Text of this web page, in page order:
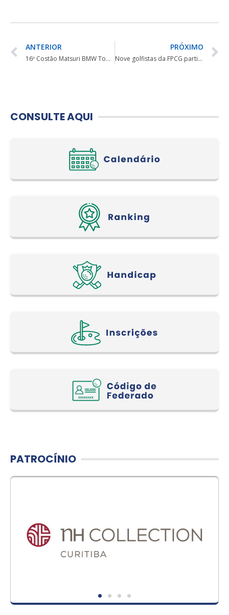
ANTERIOR
16º Costão Matsuri BMW Top Car
PRÓXIMO
Nove golfistas da FPCG participam da 5ª etapa do ZUP Tour neste final de semana
CONSULTE AQUI
PATROCÍNIO